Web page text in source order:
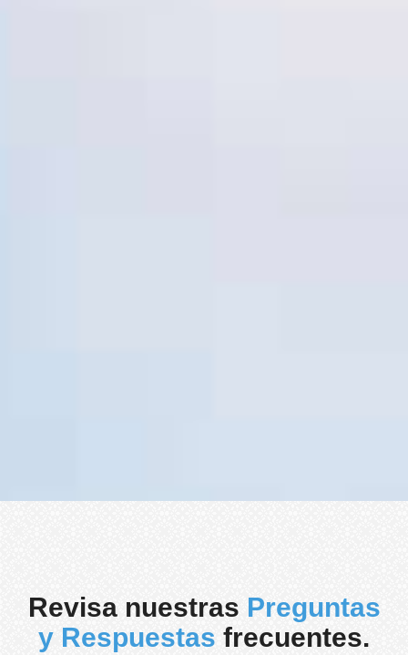
Revisa nuestras Preguntas
y Respuestas frecuentes.